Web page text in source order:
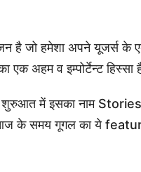
है जो हमेशा अपने यूजर्स के
अहम व इम्पोर्टेन्ट हिस्सा
शुरुआत में इसका नाम
आज के समय गूगल का ये